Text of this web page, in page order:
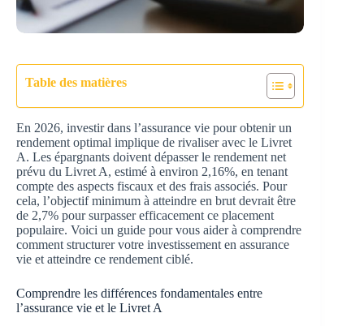
Table des matières
En 2026, investir dans l’assurance vie pour obtenir un
rendement optimal implique de rivaliser avec le Livret
A. Les épargnants doivent dépasser le rendement net
prévu du Livret A, estimé à environ 2,16%, en tenant
compte des aspects fiscaux et des frais associés. Pour
cela, l’objectif minimum à atteindre en brut devrait être
de 2,7% pour surpasser efficacement ce placement
populaire. Voici un guide pour vous aider à comprendre
comment structurer votre investissement en assurance
vie et atteindre ce rendement ciblé.
Comprendre les différences fondamentales entre
l’assurance vie et le Livret A